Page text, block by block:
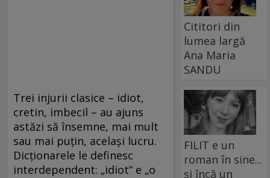
Trei injurii clasice – idiot,
cretin, imbecil – au ajuns
astăzi să însemne, mai mult
sau mai puţin, acelaşi lucru.
Dicţionarele le definesc
interdependent: „idiot“ e „o
Cititori din
lumea largă
Ana Maria
SANDU
FILIT e un
roman în sine...
și încă un